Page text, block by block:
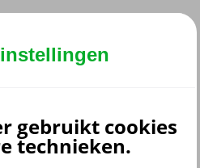
gebruikt cookies
technieken.